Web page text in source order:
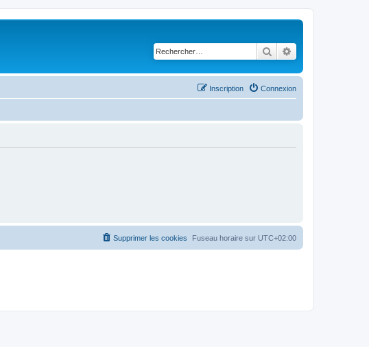
Rechercher
Connexion
Inscription
Fuseau horaire sur UTC+02:00
Supprimer les cookies